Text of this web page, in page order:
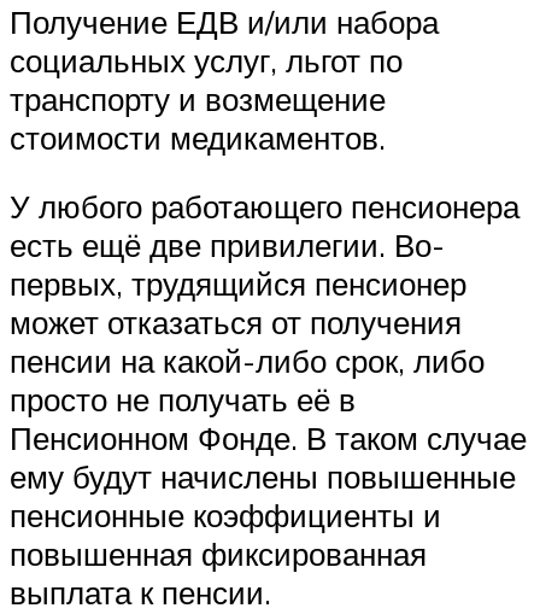
Получение ЕДВ и/или набора
социальных услуг, льгот по
транспорту и возмещение
стоимости медикаментов.
У любого работающего пенсионера
есть ещё две привилегии. Во-
первых, трудящийся пенсионер
может отказаться от получения
пенсии на какой-либо срок, либо
просто не получать её в
Пенсионном Фонде. В таком случае
ему будут начислены повышенные
пенсионные коэффициенты и
повышенная фиксированная
выплата к пенсии.